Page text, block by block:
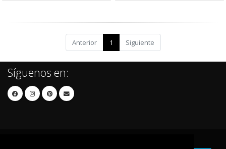
Anterior 1 Siguiente
Síguenos en: